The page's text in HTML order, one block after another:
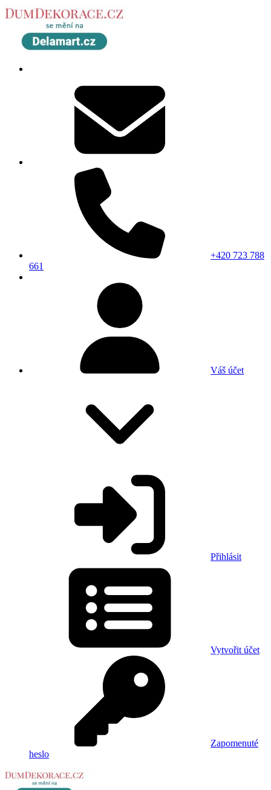
+420 723 788
661
Váš účet
Přihlásit
Vytvořit účet
Zapomenuté
heslo